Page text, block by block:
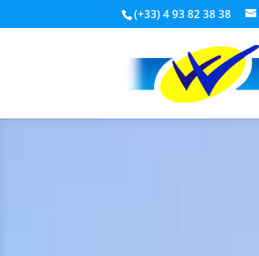
(+33) 4 93 82 38 38